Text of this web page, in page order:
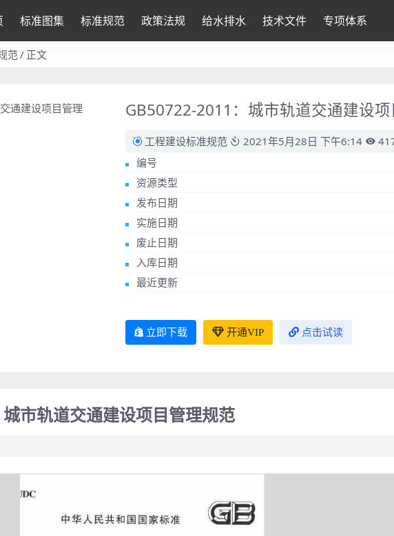
标准图集 标准规范 政策法规 给水排水 技术文件 专项体系
范 正文
GB50722-2011：城市轨道交通建设
工程建设标准规范 2021年5月28日 下午6:14
编号
资源类型
发布日期
实施日期
废止日期
入库日期
最近更新
立即下载 开通VIP 点击试读
市轨道交通建设项目管理规范